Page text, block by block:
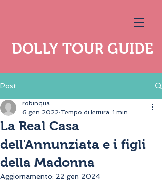
DOLLY TOUR GUIDE
Post
La Real Casa
dell'Annunziata e i figli
della Madonna
robinqua
6 gen 2022 Tempo di lettura: 1 min
Aggiornamento: 22 gen 2024